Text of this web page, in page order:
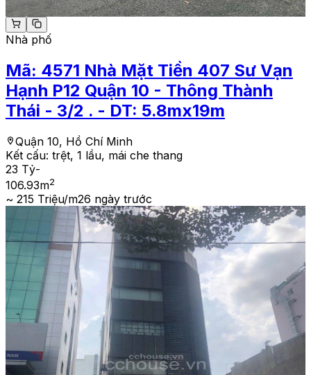
Nhà phố
Mã: 4571 Nhà Mặt Tiền 407 Sư Vạn
Hạnh P12 Quận 10 - Thông Thành
Thái - 3/2 . - DT: 5.8mx19m
Quận 10, Hồ Chí Minh
Kết cấu: trệt, 1 lầu, mái che thang
23 Tỷ-
106.93m2
~ 215 Triệu/m26 ngày trước